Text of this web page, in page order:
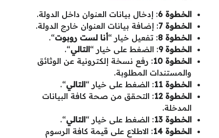
الخطوة 6
: إدخال بيانات العنوان داخل الدولة.
الخطوة 7
: إضافة بيانات العنوان خارج الدولة.
الخطوة 8
: تفعيل خيار “أنا لست روبوت“.
الخطوة 9 : الضغط على خيار “التالي“.
الخطوة 10
: رفع نسخة إلكترونية عن الوثائق
والمستندات المطلوبة.
الخطوة 11
: الضغط على خيار “التالي“.
الخطوة 12
: التحقق من صحة كافة البيانات
المدخلة.
الخطوة 13
: الضغط على خيار “التالي“.
الخطوة 14
: الاطلاع على قيمة كافة الرسوم